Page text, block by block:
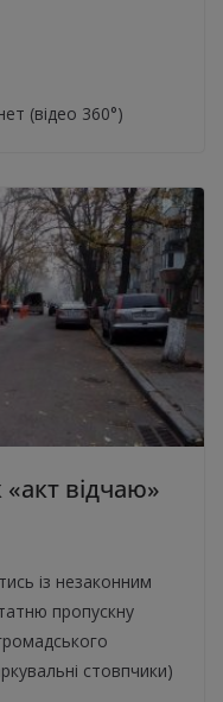
(відео 360°)
відчаю»
із незаконним
пропускну
стовпчики)